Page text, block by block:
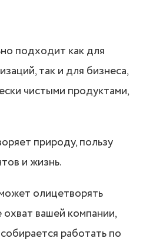
подходит как для
так и для бизнеса,
чистыми продуктами,
природу, пользу
и жизнь.
олицетворять
охват вашей компании,
работать по